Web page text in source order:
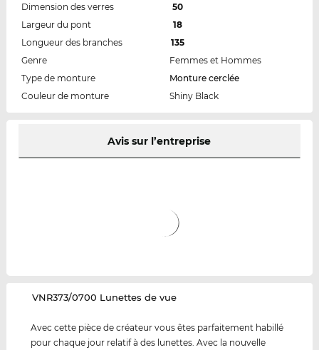
Dimension des verres
50
Largeur du pont
18
Longueur des branches
135
Genre
Femmes et Hommes
Type de monture
Monture cerclée
Couleur de monture
Shiny Black
Avis sur l’entreprise
‌VNR373/0700 Lunettes de vue
Avec cette pièce de créateur vous êtes parfaitement habillé
pour chaque jour relatif à des lunettes. Avec la nouvelle